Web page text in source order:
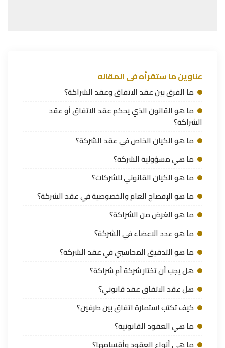
عناوين ما ستقرأه فى المقاله
ما الفرق بين عقد الاتفاق وعقد الشراكة؟
ما هو القانون الذي يحكم عقد الاتفاق أو عقد
الشراكة؟
ما هو الكيان الخاص في عقد الشركة؟
ما هي مسؤولية الشركة؟
ما هو الكيان القانوني للشركات؟
ما هو الإفصاح العام والخصوصية في عقد الشركة؟
ما هو الغرض من الشراكة؟
ما هو عدد الاعضاء في الشركة؟
ما هو التدقيق المحاسبي في عقد الشركة؟
هل يجب أن تختار شركة أم شراكة؟
هل عقد الاتفاق عقد قانوني؟
كيف تكتب استمارة اتفاق بين طرفين؟
ما هي العقود القانونية؟
ما هي أنواع العقود وأقسامها؟